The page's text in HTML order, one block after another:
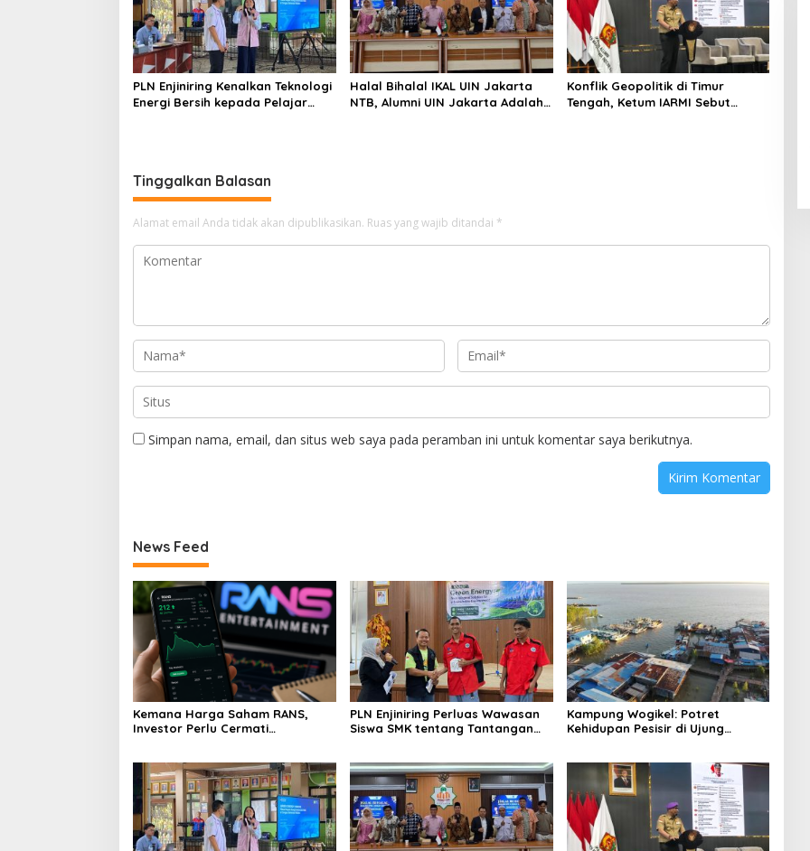
PLN Enjiniring Kenalkan Teknologi
Energi Bersih kepada Pelajar
Halal Bihalal IKAL UIN Jakarta
NTB, Alumni UIN Jakarta Adalah
Konflik Geopolitik di Timur
Tengah, Ketum IARMI Sebut
Tinggalkan Balasan
Alamat email Anda tidak akan dipublikasikan. Ruas yang wajib ditandai *
Simpan nama, email, dan situs web saya pada peramban ini untuk komentar saya berikutnya.
News Feed
Kemana Harga Saham RANS,
Investor Perlu Cermati
PLN Enjiniring Perluas Wawasan
Siswa SMK tentang Tantangan
Kampung Wogikel: Potret
Kehidupan Pesisir di Ujung